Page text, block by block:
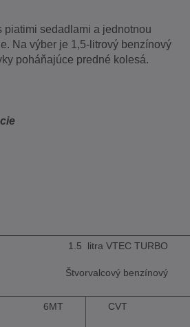
piatimi sedadlami a jednotnou
Na výber je 1,5-litrový benzínový
poháňajúce predné kolesá.
1.5 litra VTEC TURBO
Štvorvalcový benzínový
6MT CVT